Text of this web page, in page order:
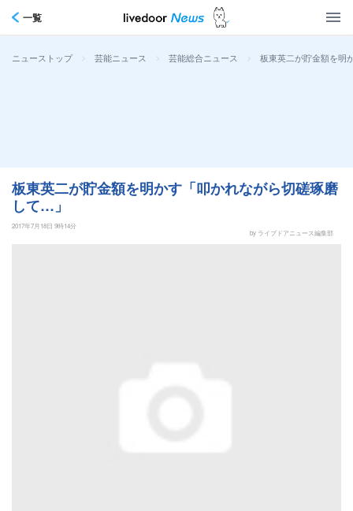
一覧
ニューストップ > 芸能ニュース > 芸能総合ニュース > 板東英二が貯金額を明
板東英二が貯金額を明かす「叩かれながら切磋琢磨
して…」
2017年7月18日 9時14分
by ライブドアニュース編集部